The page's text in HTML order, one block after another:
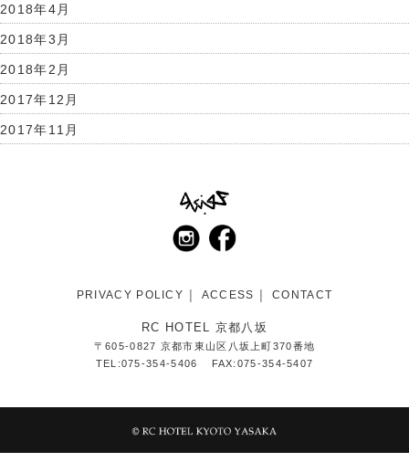
2018年4月
2018年3月
2018年2月
2017年12月
2017年11月
PRIVACY POLICY ACCESS CONTACT
RC HOTEL 京都八坂
〒605-0827 京都市東山区八坂上町370番地
TEL:075-354-5406
FAX:075-354-5407